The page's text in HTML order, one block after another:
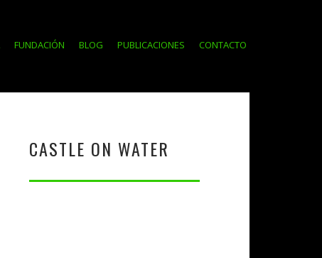
FUNDACIÓN BLOG PUBLICACIONES CONTACTO
CASTLE ON WATER